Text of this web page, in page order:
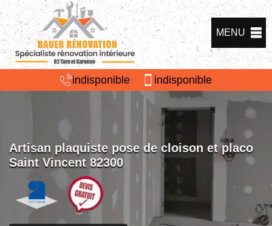
MENU
indisponible indisponible
Artisan plaquiste pose de cloison et placo
Saint Vincent 82300